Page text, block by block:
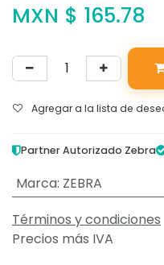
MXN $ 165.78
Agregar a la lista de
Partner Autorizado Zebra
Marca: ZEBRA
Términos y condiciones
Precios más IVA